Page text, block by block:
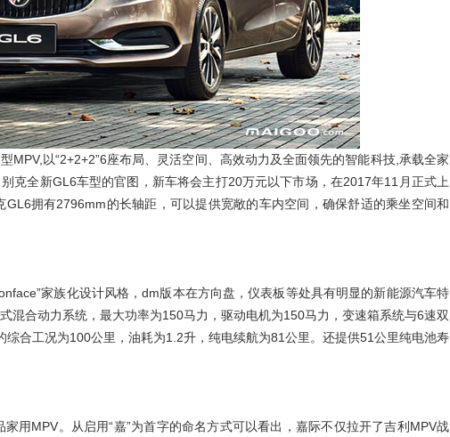
MPV,以“2+2+2”6座布局、灵活空间、高效动力及全面领先的智能科技,承载全家
克全新GL6车型的官图，新车将会主打20万元以下市场，在2017年11月正式上
拥有2796mm的长轴距，可以提供宽敞的车内空间，确保舒适的乘坐空间和
家族化设计风格，dm版本在方向盘，仪表板等处具有明显的新能源汽车特
混合动力系统，最大功率为150马力，驱动电机为150马力，变速箱系统与6速双
合工况为100公里，油耗为1.2升，纯电续航为81公里。还提供51公里纯电池寿
用MPV。从启用“嘉”为首字的命名方式可以看出，嘉际不仅拉开了吉利MPV战